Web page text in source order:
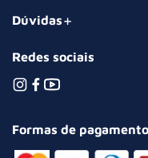
Dúvidas
Redes sociais
Formas de pagamento